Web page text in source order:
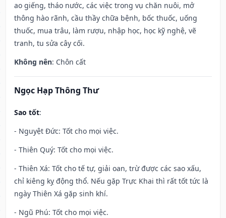
ao giếng, tháo nước, các việc trong vụ chăn nuôi, mở
thông hào rãnh, cầu thầy chữa bệnh, bốc thuốc, uống
thuốc, mua trâu, làm rượu, nhập học, học kỹ nghệ, vẽ
tranh, tu sửa cây cối.
Không nên: Chôn cất
Ngọc Hạp Thông Thư
Sao tốt:
- Nguyệt Đức: Tốt cho mọi việc.
- Thiên Quý: Tốt cho mọi việc.
- Thiên Xá: Tốt cho tế tự, giải oan, trừ được các sao xấu,
chỉ kiêng kỵ động thổ. Nếu gặp Trực Khai thì rất tốt tức là
ngày Thiên Xá gặp sinh khí.
- Ngũ Phú: Tốt cho mọi việc.